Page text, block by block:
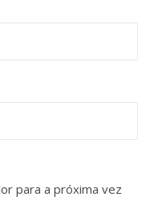
para a próxima vez